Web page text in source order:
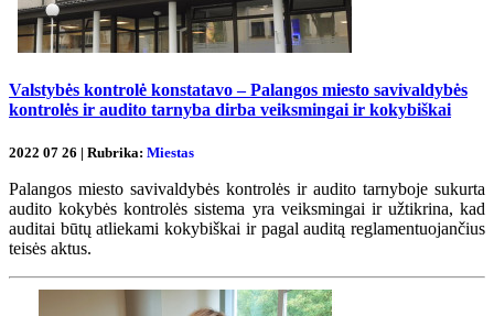
Valstybės kontrolė konstatavo – Palangos miesto savivaldybės
kontrolės ir audito tarnyba dirba veiksmingai ir kokybiškai
2022 07 26 | Rubrika: Miestas
Palangos miesto savivaldybės kontrolės ir audito tarnyboje sukurta
audito kokybės kontrolės sistema yra veiksmingai ir užtikrina, kad
auditai būtų atliekami kokybiškai ir pagal auditą reglamentuojančius
teisės aktus.